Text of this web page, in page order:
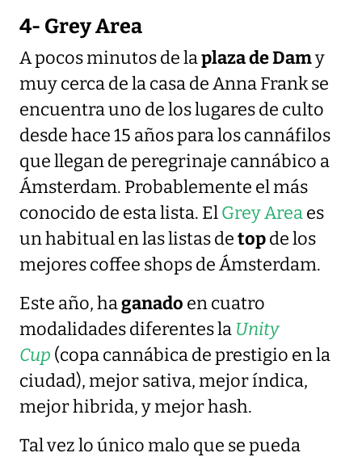
4- Grey Area
A pocos minutos de laplaza de Damy
muy cerca de la casa de Anna Frank se
encuentra uno de los lugares de culto
desde hace 15 años para los cannáfilos
que llegan de peregrinaje cannábico a
Ámsterdam. Probablemente el más
conocido de esta lista. ElGrey Areaes
un habitual en las listas detopde los
mejores coffee shops de Ámsterdam.
Este año, haganado en cuatro
modalidades diferentes la Unity
Cup (copa cannábica de prestigio en la
ciudad), mejor sativa, mejor índica,
mejor hibrida, y mejor hash.
Tal vez lo único malo que se pueda